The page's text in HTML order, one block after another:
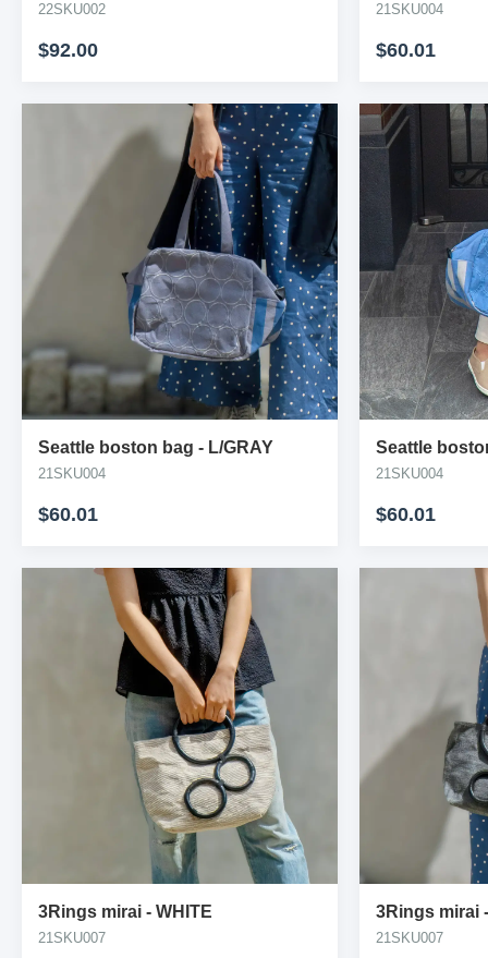
22SKU002
$92.00
21SKU004
$60.01
Seattle boston bag - L/GRAY
21SKU004
$60.01
Seattle
21SKU004
$60.01
3Rings mirai - WHITE
21SKU007
3Rings mirai
21SKU007